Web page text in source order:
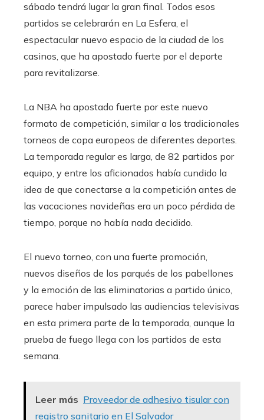
sábado tendrá lugar la gran final. Todos esos
partidos se celebrarán en La Esfera, el
espectacular nuevo espacio de la ciudad de los
casinos, que ha apostado fuerte por el deporte
para revitalizarse.
La NBA ha apostado fuerte por este nuevo
formato de competición, similar a los tradicionales
torneos de copa europeos de diferentes deportes.
La temporada regular es larga, de 82 partidos por
equipo, y entre los aficionados había cundido la
idea de que conectarse a la competición antes de
las vacaciones navideñas era un poco pérdida de
tiempo, porque no había nada decidido.
El nuevo torneo, con una fuerte promoción,
nuevos diseños de los parqués de los pabellones
y la emoción de las eliminatorias a partido único,
parece haber impulsado las audiencias televisivas
en esta primera parte de la temporada, aunque la
prueba de fuego llega con los partidos de esta
semana.
Leer más Proveedor de adhesivo tisular con
registro sanitario en El Salvador